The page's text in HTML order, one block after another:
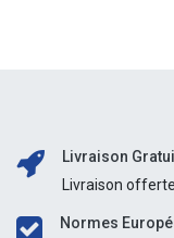
Livraison
Livraison
Normes